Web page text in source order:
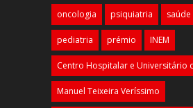
oncologia psiquiatria
pediatria prémio INEM
Centro Hospitalar e Universitário
Manuel Teixeira Veríssimo